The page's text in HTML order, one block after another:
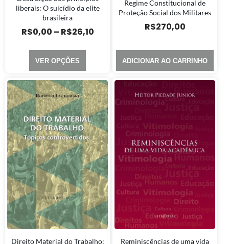
liberais: O suicídio da elite
brasileira
R$0,00 – R$26,10
VER OPÇÕES
Regime Constitucional de
Proteção Social dos Militares
R$270,00
ADICIONAR AO CARRINHO
Direito Material do Trabalho: Reminiscências de uma vida